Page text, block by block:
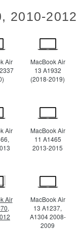
2010-2012
Air
MacBook Air
13 A1932
(2018-2019)
Air
MacBook Air
11 A1465
2013-2015
Air
MacBook Air
13 A1237,
A1304 2008-
2009